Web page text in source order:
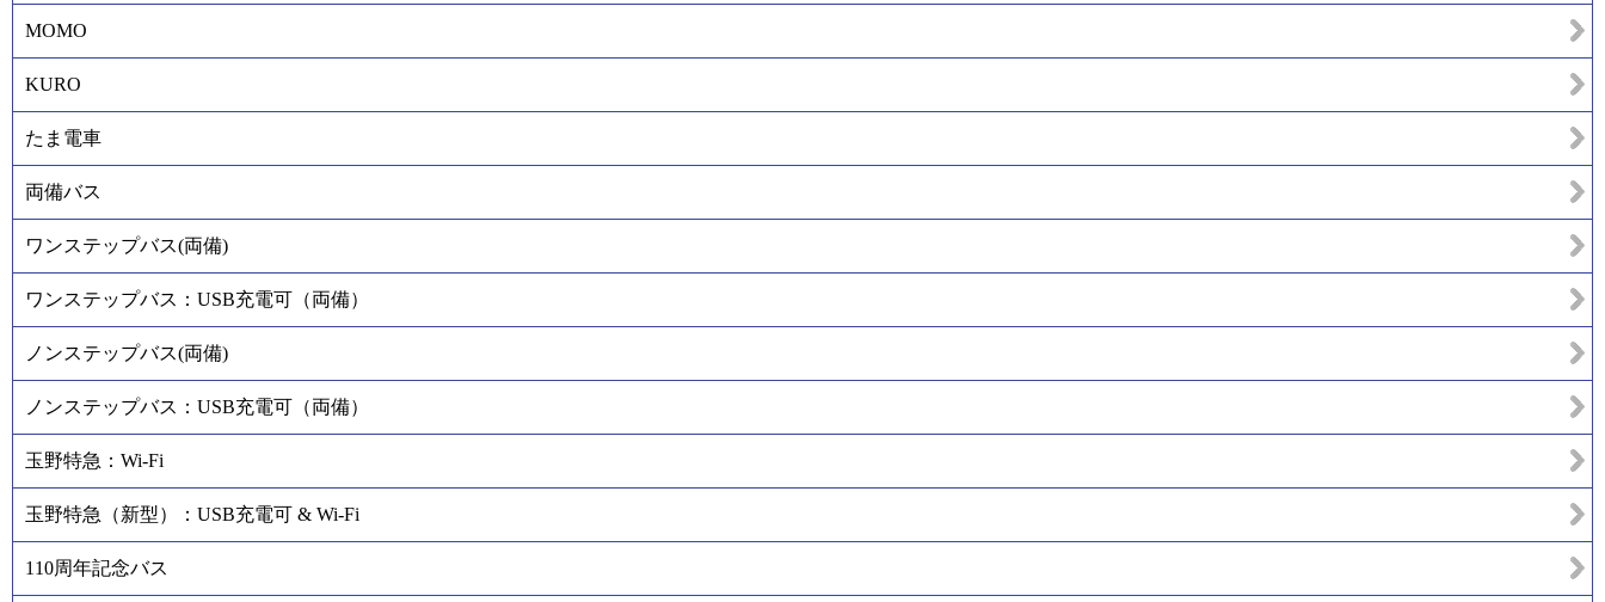
MOMO
KURO
たま電車
両備バス
ワンステップバス(両備)
ワンステップバス：USB充電可（両備）
ノンステップバス(両備)
ノンステップバス：USB充電可（両備）
玉野特急：Wi-Fi
玉野特急（新型）：USB充電可 & Wi-Fi
110周年記念バス